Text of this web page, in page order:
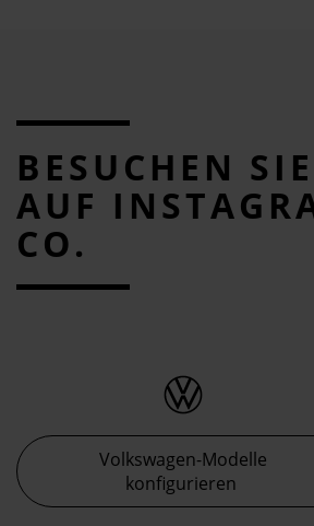
BESUCHEN
AUF
CO.
Volkswagen-Modelle
konfigurieren